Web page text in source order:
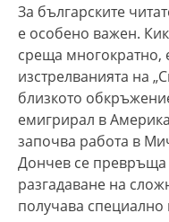
За българските
е особено важен.
среща многократно,
изстрелванията на
близкото
емигрирал в
започва работа в
Дончев се
разгадаване на
получава специално